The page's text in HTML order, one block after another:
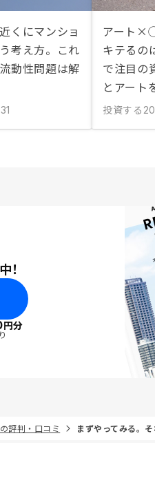
くにマンショ
考え方。これ
動性問題は解
アート
キテるの
で注目の
とアート
投資する
！
円分
評判・口コミ まずやってみる。